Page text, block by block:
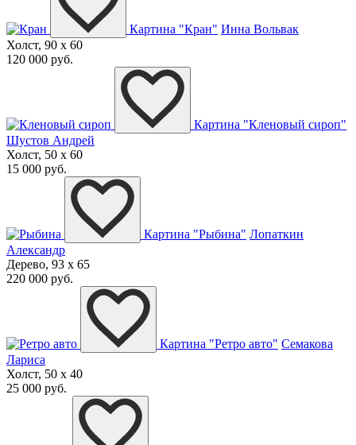
Картина "Кран" Инна Вольвак
Холст, 90 x 60
120 000 руб.
Картина "Кленовый сироп"
Шустов Андрей
Холст, 50 x 60
15 000 руб.
Картина "Рыбина" Лопаткин
Александр
Дерево, 93 x 65
220 000 руб.
Картина "Ретро авто" Семакова
Лариса
Холст, 50 x 40
25 000 руб.